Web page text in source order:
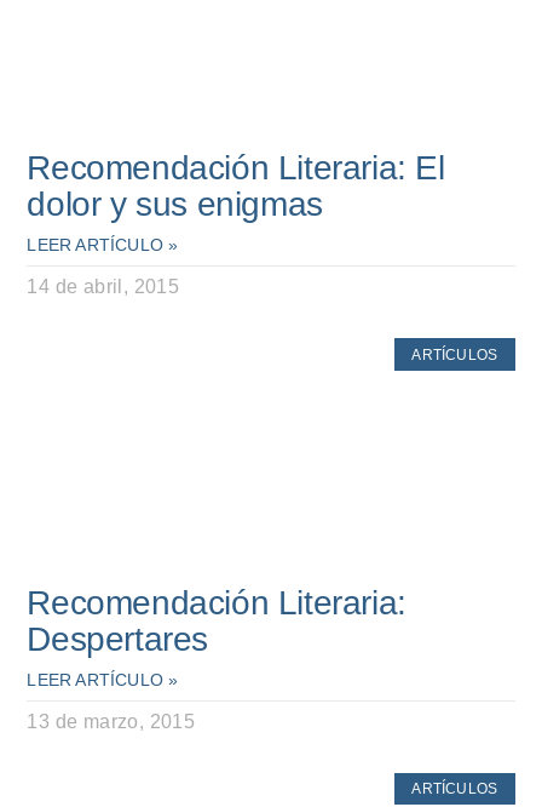
Recomendación Literaria: El
dolor y sus enigmas
LEER ARTÍCULO »
14 de abril, 2015
ARTÍCULOS
Recomendación Literaria:
Despertares
LEER ARTÍCULO »
13 de marzo, 2015
ARTÍCULOS